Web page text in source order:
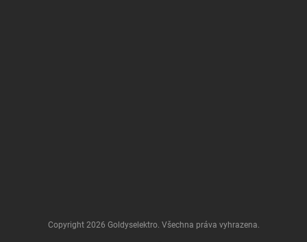
Copyright 2026 Goldyselektro. Všechna práva vyhrazena.